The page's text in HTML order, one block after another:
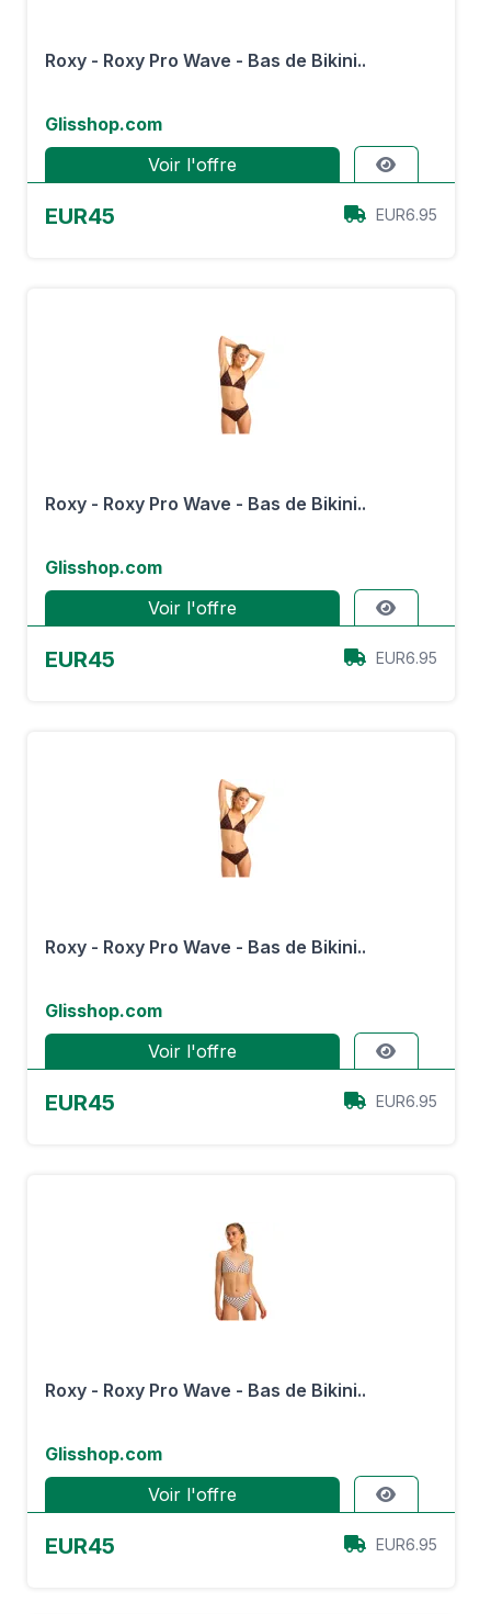
Roxy - Roxy Pro Wave - Bas de Bikini..
Glisshop.com
Voir l'offre
EUR45 EUR6.95
Roxy - Roxy Pro Wave - Bas de Bikini..
Glisshop.com
Voir l'offre
EUR45 EUR6.95
Roxy - Roxy Pro Wave - Bas de Bikini..
Glisshop.com
Voir l'offre
EUR45 EUR6.95
Roxy - Roxy Pro Wave - Bas de Bikini..
Glisshop.com
Voir l'offre
EUR45 EUR6.95